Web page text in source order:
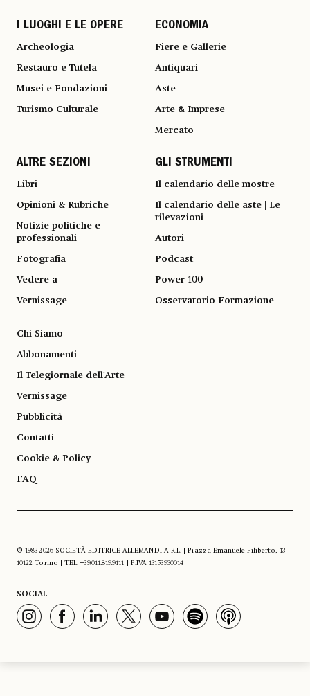
I LUOGHI E LE OPERE
Archeologia
Restauro e Tutela
Musei e Fondazioni
Turismo Culturale
ECONOMIA
Fiere e Gallerie
Antiquari
Aste
Arte & Imprese
Mercato
ALTRE SEZIONI
Libri
Opinioni & Rubriche
Notizie politiche e
professionali
Fotografia
Vedere a
Vernissage
GLI STRUMENTI
Il calendario delle mostre
Il calendario delle aste | Le
rilevazioni
Autori
Podcast
Power 100
Osservatorio Formazione
Chi Siamo
Abbonamenti
Il Telegiornale dell'Arte
Vernissage
Pubblicità
Contatti
Cookie & Policy
FAQ
© 1983-2026 SOCIETÀ EDITRICE ALLEMANDI A R.L. | Piazza Emanuele Filiberto, 13
10122 Torino | TEL. +39.011.819.9111 | P.IVA 13153930014
SOCIAL